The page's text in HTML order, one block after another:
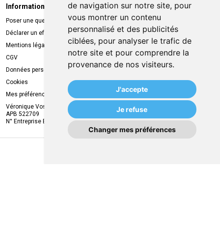
de navigation sur notre site, pour
vous montrer un contenu
personnalisé et des publicités
ciblées, pour analyser le trafic de
notre site et pour comprendre la
provenance de nos visiteurs.
J'accepte
Je refuse
Changer mes préférences
Informations légales
Poser une question
Déclarer un effet indésirable
Mentions légales
CGV
Données personnelles
Cookies
Mes préférences Cookies
Véronique Vos
APB 522709
N° Entreprise BE0749.944.612
Livraison
Retrait à la pharmacie
Livraison chez vous
Livraison dans un Point Relais